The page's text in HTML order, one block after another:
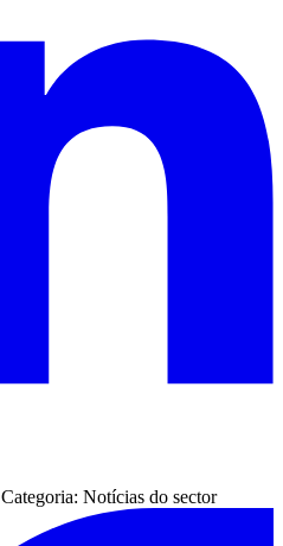
Categoria: Notícias do sector